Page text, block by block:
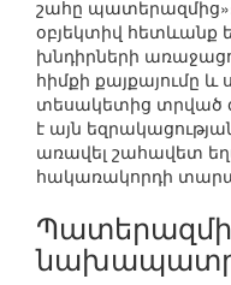
շահը
օբյեկտիվ հետևանք
խնդիրների
հիմքի քայքայումը
տեսակետից տրված
է այն
առավել շահավետ
հակառակորդի
Պատերազմի